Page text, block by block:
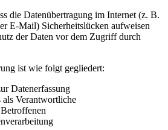
die Datenübertragung im Internet (z. B.
E-Mail) Sicherheitslücken aufweisen
der Daten vor dem Zugriff durch
ist wie folgt gegliedert:
Datenerfassung
als Verantwortliche